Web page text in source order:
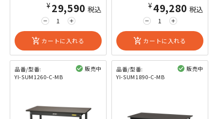
remove add
¥29,590 税込
add_shopping_cart カートに入れる
remove add
¥49,280 税込
add_shopping_cart カートに入れる
品番/型番:
YI-SUM1260-C-MB
販売中
品番/型番:
YI-SUM1890-C-MB
販売中